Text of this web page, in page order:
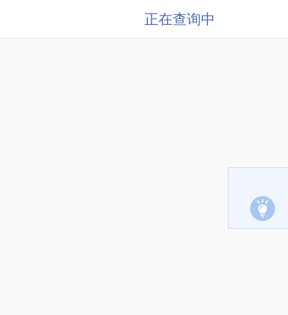
正在查询中